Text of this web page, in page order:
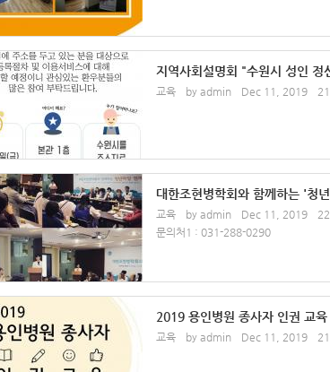
지역사회설명회 "수원시 성인 정
교육 by admin Dec 11, 2019
대한조현병학회와 함께하는 '청
교육 by admin Dec 11, 2019
문의처1 : 031-288-0290
2019 용인병원 종사자 인권 교육
교육 by admin Dec 11, 2019